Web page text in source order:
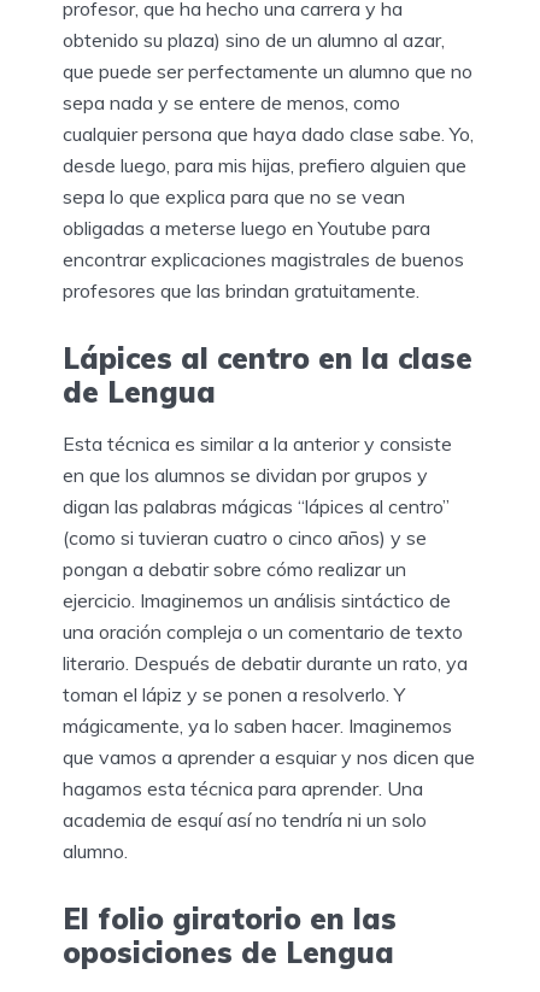
profesor, que ha hecho una carrera y ha
obtenido su plaza) sino de un alumno al azar,
que puede ser perfectamente un alumno que no
sepa nada y se entere de menos, como
cualquier persona que haya dado clase sabe. Yo,
desde luego, para mis hijas, prefiero alguien que
sepa lo que explica para que no se vean
obligadas a meterse luego en Youtube para
encontrar explicaciones magistrales de buenos
profesores que las brindan gratuitamente.
Lápices al centro en la clase
de Lengua
Esta técnica es similar a la anterior y consiste
en que los alumnos se dividan por grupos y
digan las palabras mágicas “lápices al centro”
(como si tuvieran cuatro o cinco años) y se
pongan a debatir sobre cómo realizar un
ejercicio. Imaginemos un análisis sintáctico de
una oración compleja o un comentario de texto
literario. Después de debatir durante un rato, ya
toman el lápiz y se ponen a resolverlo. Y
mágicamente, ya lo saben hacer. Imaginemos
que vamos a aprender a esquiar y nos dicen que
hagamos esta técnica para aprender. Una
academia de esquí así no tendría ni un solo
alumno.
El folio giratorio en las
oposiciones de Lengua